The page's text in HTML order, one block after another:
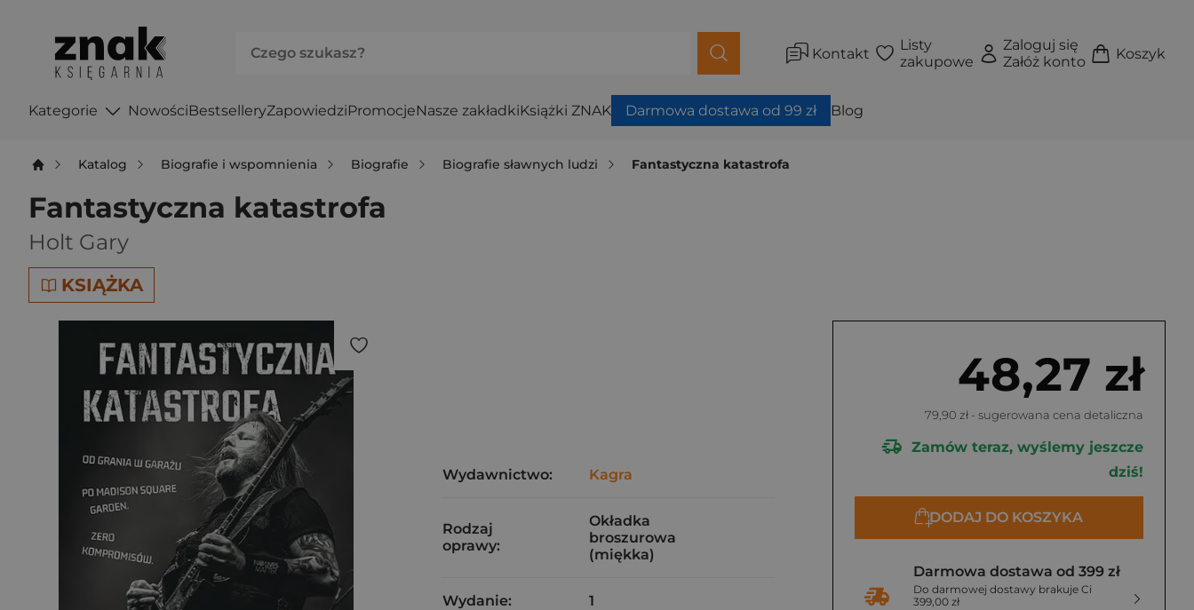
Kontakt
Listy
zakupowe
Zaloguj się
Załóż konto
Koszyk
Kategorie NowościBestselleryZapowiedziPromocjeNasze zakładkiKsiążki ZNAK Darmowa dostawa od 99 zł Blog
Katalog Biografie i wspomnienia Biografie Biografie sławnych ludzi Fantastyczna katastrofa
Fantastyczna katastrofa
Holt Gary
KSIĄŻKA
48,27 zł
79,90 zł - sugerowana cena detaliczna
Zamów teraz, wyślemy jeszcze
dziś!
DODAJ DO KOSZYKA
Darmowa dostawa od 399 zł
Do darmowej dostawy brakuje Ci
399,00 zł
Wydawnictwo: Kagra
Rodzaj
oprawy:
Okładka
broszurowa
(miękka)
Wydanie: 1